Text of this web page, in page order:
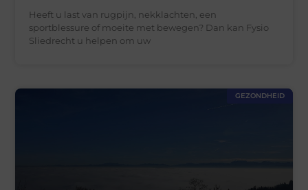
Heeft u last van rugpijn, nekklachten, een
sportblessure of moeite met bewegen? Dan kan Fysio
Sliedrecht u helpen om uw
GEZONDHEID